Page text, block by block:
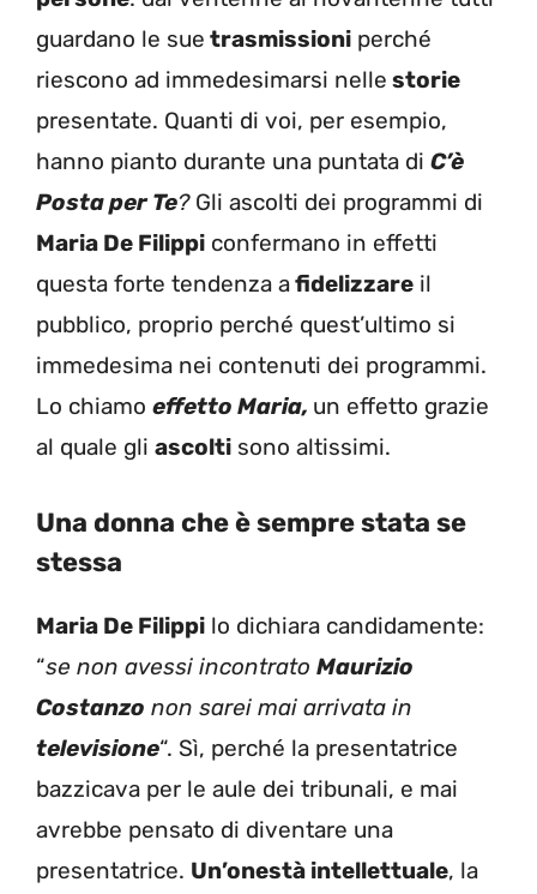
guardano le sue trasmissioni perché
riescono ad immedesimarsi nelle storie
presentate. Quanti di voi, per esempio,
hanno pianto durante una puntata di C’è
Posta per Te? Gli ascolti dei programmi di
Maria De Filippi confermano in effetti
questa forte tendenza afidelizzare il
pubblico, proprio perché quest’ultimo si
immedesima nei contenuti dei programmi.
Lo chiamo effetto Maria, un effetto grazie
al quale gli ascolti sono altissimi.
Una donna che è sempre stata se
stessa
Maria De Filippi lo dichiara candidamente:
“se non avessi incontrato Maurizio
Costanzo non sarei mai arrivata in
televisione“. Sì, perché la presentatrice
bazzicava per le aule dei tribunali, e mai
avrebbe pensato di diventare una
presentatrice. Un’onestà intellettuale, la